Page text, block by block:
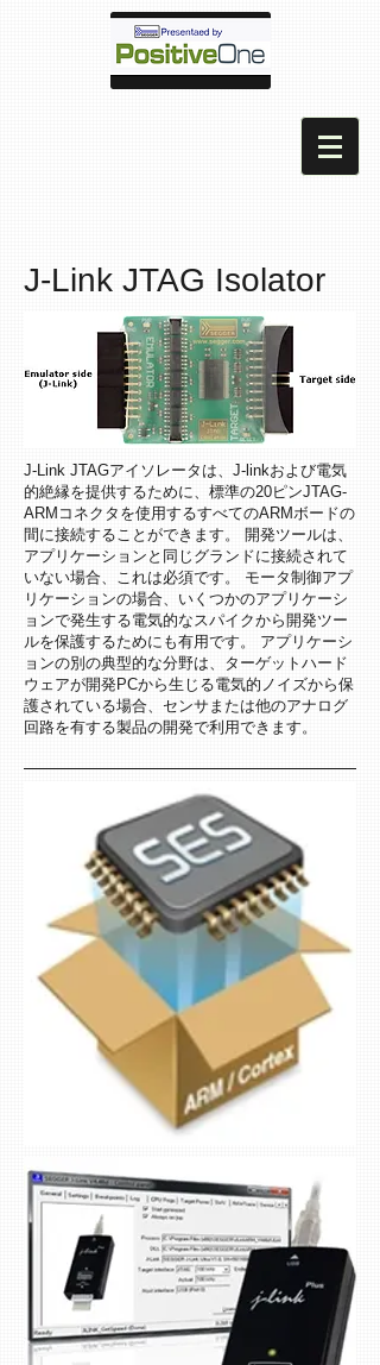
J-Link JTAG Isolator
J-Link JTAGアイソレータは、J-linkおよび電気
的絶縁を提供するために、標準の20ピンJTAG-
ARMコネクタを使用するすべてのARMボードの
間に接続することができます。 開発ツールは、
アプリケーションと同じグランドに接続されて
いない場合、これは必須です。 モータ制御アプ
リケーションの場合、いくつかのアプリケーシ
ョンで発生する電気的なスパイクから開発ツー
ルを保護するためにも有用です。 アプリケーシ
ョンの別の典型的な分野は、ターゲットハード
ウェアが開発PCから生じる電気的ノイズから保
護されている場合、センサまたは他のアナログ
回路を有する製品の開発で利用できます。